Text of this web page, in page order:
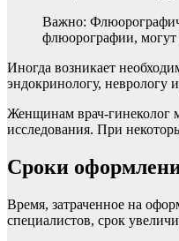
Важно:
флюорографии, могут
Иногда возникает
эндокринологу, неврологу
Женщинам врач-гинеколог
исследования. При
Сроки
Время, затраченное на
специалистов, срок